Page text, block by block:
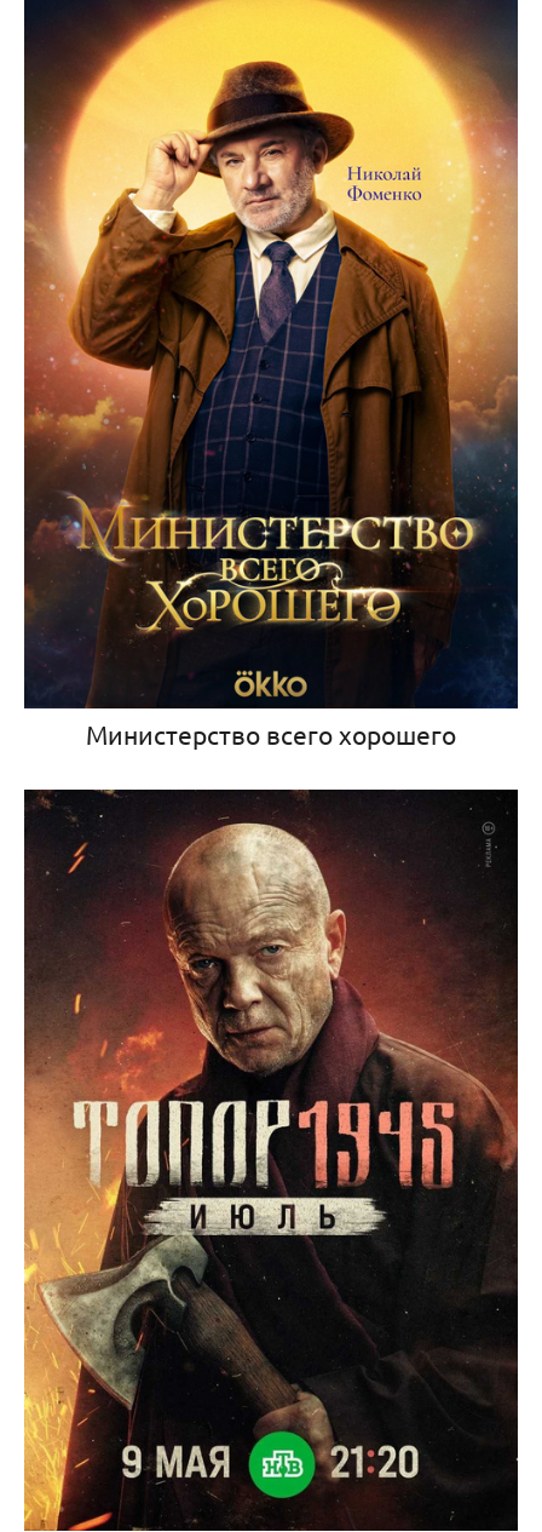
Министерство всего хорошего